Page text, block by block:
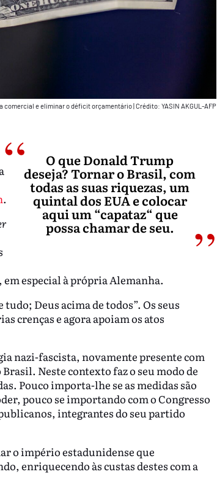
comercial e eliminar o déficit orçamentário Crédito: YASIN AKGUL-AFP
O que Donald Trump
deseja? Tornar o Brasil, com
todas as suas riquezas, um
quintal dos EUA e colocar
aqui um “capataz“ que
possa chamar de seu.
.
especial à própria Alemanha.
Deus acima de todos”. Os seus
crenças e agora apoiam os atos
nazi-fascista, novamente presente com
Neste contexto faz o seu modo de
Pouco importa-lhe se as medidas são
pouco se importando com o Congresso
integrantes do seu partido
o império estadunidense que
enriquecendo às custas destes com a